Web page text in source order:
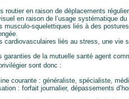
routier en raison de déplacements
en raison de l’usage systématique
musculo-squelettiques liés à des
cardiovasculaires liés au stress, une vie
garanties de la mutuelle santé agent
sont donc :
courante : généraliste, spécialiste,
: forfait journalier, dépassements